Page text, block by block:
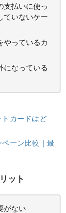
支払いに使っ
ていないケー
やっているカ
になっている
カードはど
ーン比較｜最
ット
がない